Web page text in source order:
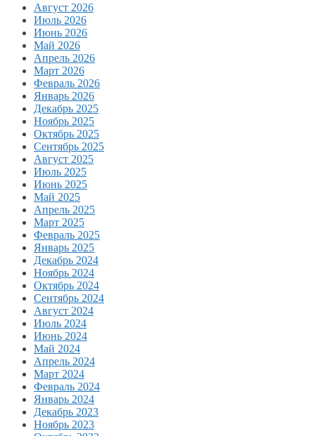
Август 2026
Июль 2026
Июнь 2026
Май 2026
Апрель 2026
Март 2026
Февраль 2026
Январь 2026
Декабрь 2025
Ноябрь 2025
Октябрь 2025
Сентябрь 2025
Август 2025
Июль 2025
Июнь 2025
Май 2025
Апрель 2025
Март 2025
Февраль 2025
Январь 2025
Декабрь 2024
Ноябрь 2024
Октябрь 2024
Сентябрь 2024
Август 2024
Июль 2024
Июнь 2024
Май 2024
Апрель 2024
Март 2024
Февраль 2024
Январь 2024
Декабрь 2023
Ноябрь 2023